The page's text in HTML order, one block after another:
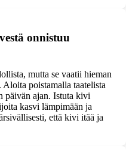
onnistuu
mutta se vaatii hieman
poistamalla taatelista
päivän ajan. Istuta kivi
kasvi lämpimään ja
että kivi itää ja